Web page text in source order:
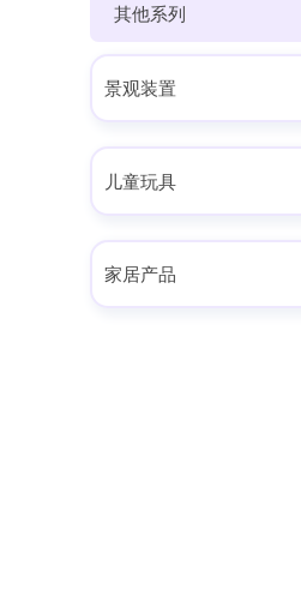
其他系列
景观装置
儿童玩具
家居产品